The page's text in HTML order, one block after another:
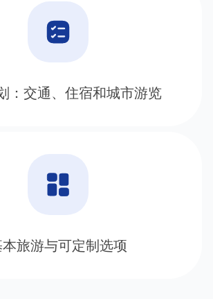
：交通、住宿和城市游览
旅游与可定制选项